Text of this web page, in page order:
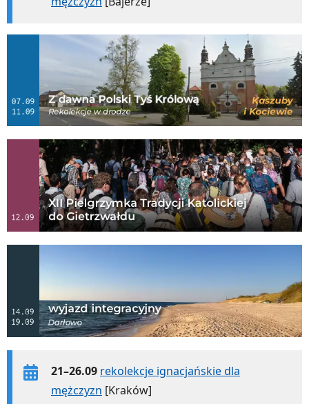
21–26.09 rekolekcje ignacjańskie dla
mężczyzn [Kraków]